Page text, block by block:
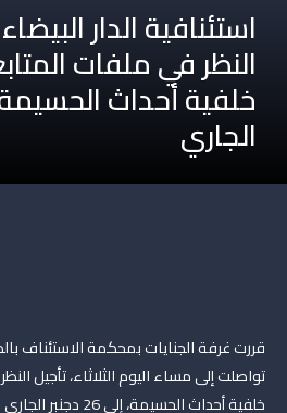
استئنافية الدار
النظر في ملفات
الجاري
قررت غرفة الجنايات بمحكمة الاستئناف
تواصلت إلى مساء اليوم الثلاثاء، تأجيل
خلفية أحداث